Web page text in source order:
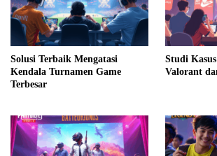
Solusi Terbaik Mengatasi
Kendala Turnamen Game
Terbesar
Studi
Valorant